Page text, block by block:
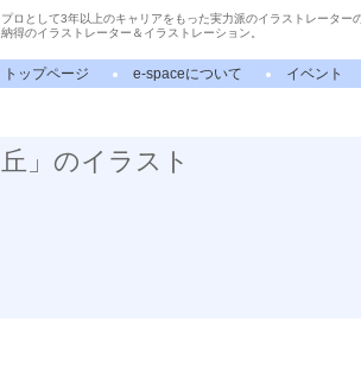
プロとして3年以上のキャリアをもった実力派のイラストレーター
納得のイラストレーター＆イラストレーション。
トップページ e-spaceについて イベント
」のイラスト